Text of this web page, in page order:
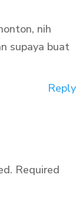
nih
supaya buat
Reply
Required